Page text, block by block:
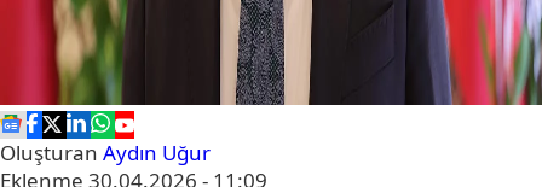
Oluşturan Aydın Uğur
Eklenme 30.04.2026 - 11:09